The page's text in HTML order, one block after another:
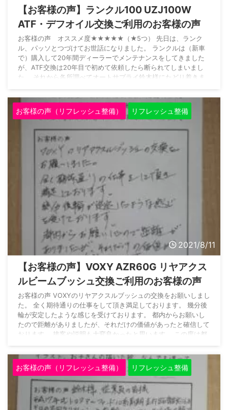
【お客様の声】ランクル100 UZJ100W
ATF・デフオイル交換ご利用のお客様の声
お客様の声 オススメ度★★★★★（★5つ） 先日は、ランク
ル、パッソとつづけてお世話になりました。 ランクルは（新車
で）購入して20年間ディーラーでメンテナンスをしてきました
が、ATF交換は20年目で初めて依頼したら断られてしまいまし
た。 それから各所調べてオートサプライ鈴木様にたどり着きま
説明していただき安心してお願い出来ました。 妻にはATF交換
の事は話していなかったのですが、『ランクルに乗ったら何んか
すごく乗りごごちが滑らかなんだけど』と言 ...
お客様の声（リフレッシュ整備） リフレッシュ整備
2021/8/11
【お客様の声】VOXY AZR60G リヤアクス
ルビームブッシュ交換ご利用のお客様の声
お客様の声 VOXYのリヤアクスルブッシュの交換をお願いしまし
た。 全く期待通りの仕事をして頂き満足しております。 幾分後
輪が安定したような感じを受けております。 都内からお願いし
たので距離がありましたが、それだけの価値があったと確信して
おります。 接客や説明も大変良かったと思います。 この度は都
栄です。 今後とも快適なカーライフをお送りください。 またの
機会のご利用をお待ちしております。 作業の風景 ご入庫の経
緯 フォ ...
お客様の声（リフレッシュ整備） リフレッシュ整備